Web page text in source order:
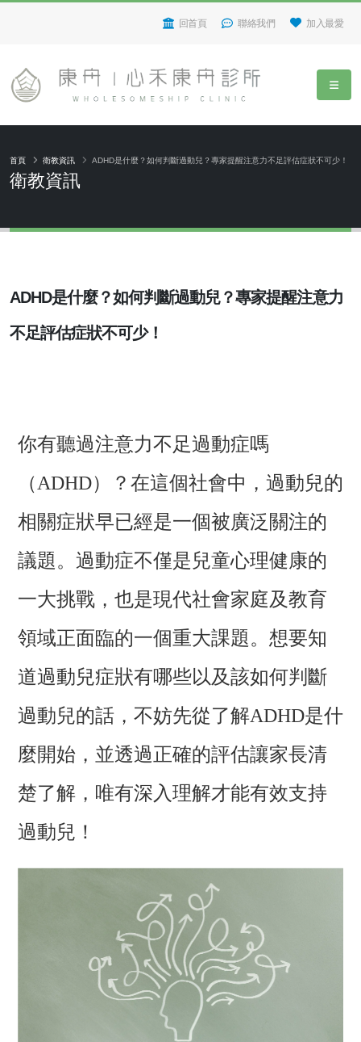
回首頁 聯絡我們 加入最愛
衛教資訊
首頁 衛教資訊 ADHD是什麼？如何判斷過動兒？專家提醒注意力不足評估症狀不可少！
ADHD是什麼？如何判斷過動兒？專家提醒注意力
不足評估症狀不可少！
你有聽過注意力不足過動症嗎
（ADHD）？在這個社會中，過動兒的
相關症狀早已經是一個被廣泛關注的
議題。過動症不僅是兒童心理健康的
一大挑戰，也是現代社會家庭及教育
領域正面臨的一個重大課題。想要知
道過動兒症狀有哪些以及該如何判斷
過動兒的話，不妨先從了解ADHD是什
麼開始，並透過正確的評估讓家長清
楚了解，唯有深入理解才能有效支持
過動兒！